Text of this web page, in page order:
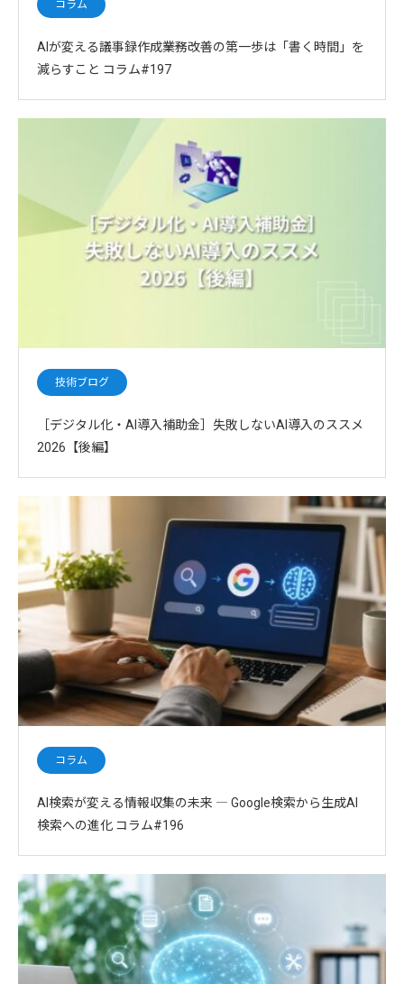
コラム
AIが変える議事録作成――業務改善の第一歩は「書く時間」を
減らすこと コラム#197
技術ブログ
［デジタル化・AI導入補助金］失敗しないAI導入のススメ
2026【後編】
コラム
AI検索が変える情報収集の未来 ― Google検索から生成AI
検索への進化 コラム#196